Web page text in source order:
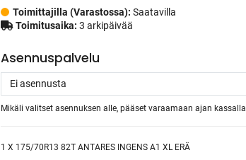
Toimittajilla (Varastossa): Saatavilla
Toimitusaika: 3 arkipäivää
Asennuspalvelu
Mikäli valitset asennuksen alle, pääset varaamaan ajan kassalla
1 X 175/70R13 82T ANTARES INGENS A1 XL ERÄ